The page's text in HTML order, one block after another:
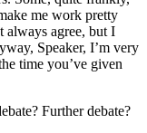
me work pretty
always agree, but I
Speaker, I’m very
time you’ve given
Further debate?